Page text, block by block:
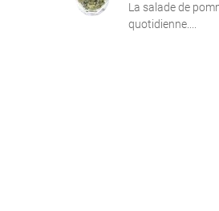
La salade de
quotidienne....